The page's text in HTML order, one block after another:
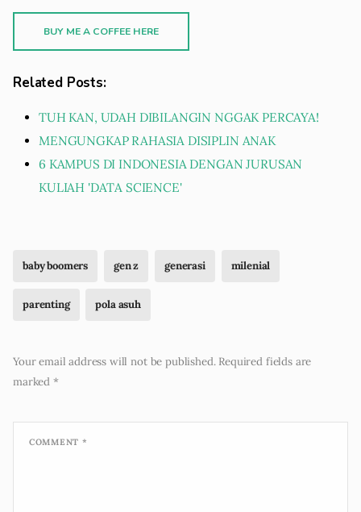
BUY ME A COFFEE HERE
Related Posts:
TUH KAN, UDAH DIBILANGIN NGGAK PERCAYA!
MENGUNGKAP RAHASIA DISIPLIN ANAK
6 KAMPUS DI INDONESIA DENGAN JURUSAN
KULIAH 'DATA SCIENCE'
baby boomers gen z generasi milenial
parenting pola asuh
Your email address will not be published. Required fields are
marked *
COMMENT *